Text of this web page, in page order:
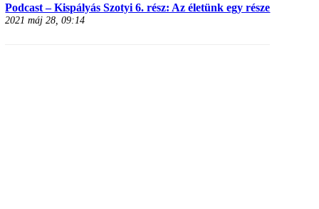
Podcast – Kispályás Szotyi 6. rész: Az életünk egy része
2021 máj 28, 09:14